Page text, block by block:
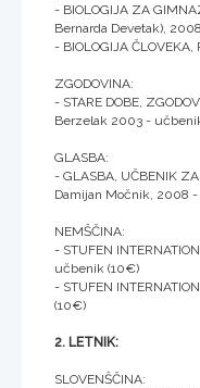
- BIOLOGIJA ZA
Bernarda Devetak),
- BIOLOGIJA
ZGODOVINA:
- STARE DOBE,
Berzelak 2003 -
GLASBA:
- GLASBA, UČBENIK
Damijan Močnik, 2008
NEMŠČINA:
- STUFEN
učbenik (10€)
- STUFEN
(10€)
2. LETNIK:
SLOVENŠČINA: